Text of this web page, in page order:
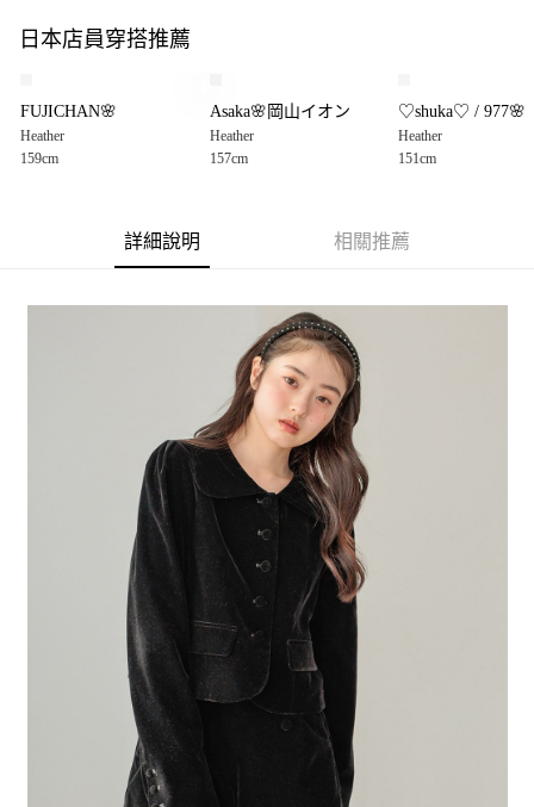
全盈+PAY
1.本服務由台灣大哥大提供，台灣大哥大用戶可立即使用無須另外申請。
2.付款方式選擇「大哥付你分期」，訂單成立後會自動跳轉到大哥付的交易
3.實際核准額度、可分期數及費用金額請依後續交易確認頁面所載為準。
4.訂單成立30分鐘內，如未前往確認交易或遇審核未通過，訂單將自動取
消。如遇「轉專審核」未通過狀況，表示未達大哥付你分期系統評分，恕無
1.分期款項不併入電信帳單，「大哥付你分期」於每月結算日後寄送繳費提
2.透過簡訊連結打開帳單後，可選擇「超商條碼／台灣大直營門市／銀行轉
帳／街口支付／iPASS MONEY」等通路繳費。
1.本服務係由「台灣大哥大股份有限公司」（以下簡稱本公司）所提供，讓
用戶於交易時，得透過本服務購買商品或服務，並由商店將買賣／分期付款
買賣價金債權讓與本公司後，依約使用本公司帳單繳交帳款。
2.基於同意付款使用「大哥付你分期」之契約關係目的，商店將以您的個人
資料（包含姓名、電話或地址）提供予台灣大哥大進項蒐集、處理及利用，
由本公司與您本人進行分期帳單所需資料之確認、核對及更正。
3.完整用戶服務條款，請詳閱以下連結：
https://oppay.tw/userRule
AFTEE先享後付
３．安心：先確認商品／服務後，再付款。
１．於結帳方式選擇「AFTEE先享後付」後，將跳轉至「AFTEE先享後付」
結帳頁面，進行簡訊認證並確認金額後，即可完成結帳。
２．訂單成立數日內，您將收到繳費通知簡訊。
３．收到繳費通知簡訊後14天內，點擊此簡訊中的連結，可透過四大超商／
ATM／網路銀行／等多元方式進行付款，方視為交易完成。
※ 請注意：結帳手續完成當下不需立刻繳費，但若您需要取消訂單，請聯絡
購買商品的店家。未經商家同意取消之訂單仍視為有效，需透過AFTEE先享
後付繳納相關費用。
※ 交易是否成功請以「AFTEE先享後付 」之結帳頁面顯示為準，若有關於
是否繳費成功／繳費後需取消欲退款等相關疑問，請聯繫「AFTEE先享後付
客戶支援中心」https://netprotections.freshdesk.com/support/home
１．透過由恩沛科技股份有限公司提供之「AFTEE先享後付」服務完成之交
易，需依本服務之必要範圍內提供個人資料，並將交易相關給付款項請求債
權轉讓予恩沛科技股份有限公司。
２．關於個人資料處理事宜，請瀏覽以下網址：
https://aftee.tw/terms/#terms3
３．未成年的使用者請事先徵得法定代理人或監護人之同意方可使用
「AFTEE先享後付」，若未經同意申辦者引起之損失，本公司不負相關責
４．使用「AFTEE先享後付」時，將依據個別帳號之用戶狀況，依本公司即
全家 取貨付款
每筆NT$80，滿NT$1,500(含以上)免運費
每筆NT$80，滿NT$1,500(含以上)免運費
每筆NT$80，滿NT$1,500(含以上)免運費
每筆NT$80，滿NT$1,500(含以上)免運費
每筆NT$80，滿NT$1,500(含以上)免運費
日本店員穿搭推薦
FUJICHAN🌸
Heather
159cm
Asaka🌸岡山イオン
Heather
157cm
♡shuka♡ / 977🌸
Heather
151cm
詳細說明 相關推薦